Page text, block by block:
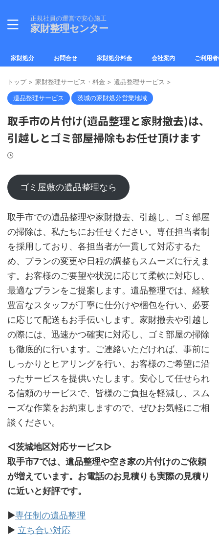
正規社員の運営で安心施工
家財整理センター
家財処分 お問合せ 家財処分料金 会社案内 ご利用
トップ > 家財整理サービス・料金 > 遺品整理サービス >
遺品整理サービス 茨城の家財処分営業地域
取手市の片付け(遺品整理と家財撤去)は、
引越しとゴミ部屋掃除もお任せ頂けます
ゴミ屋敷の遺品整理なら
取手市での遺品整理や家財撤去、引越し、ゴミ部屋
の掃除は、私たちにお任せください。専任担当者制
を採用しており、各担当者が一貫して対応するた
め、プランの変更や日程の調整もスムーズに行えま
す。お客様のご要望や状況に応じて柔軟に対応し、
最適なプランをご提案します。遺品整理では、経験
豊富なスタッフが丁寧に仕分けや梱包を行い、必要
に応じて配送もお手伝いします。家財撤去や引越し
の際には、迅速かつ確実に対応し、ゴミ部屋の掃除
も徹底的に行います。ご連絡いただければ、事前に
しっかりとヒアリングを行い、お客様のご希望に沿
ったサービスを提供いたします。安心して任せられ
る信頼のサービスで、皆様のご負担を軽減し、スム
ーズな作業をお約束しますので、ぜひお気軽にご相
談ください。
◁茨城地区対応サービス▷
取手市7では、遺品整理や空き家の片付けのご依頼
が増えています。お電話のお見積りも実際の見積り
に近いと好評です。
▶専任制の遺品整理
▶ 立ち合い対応